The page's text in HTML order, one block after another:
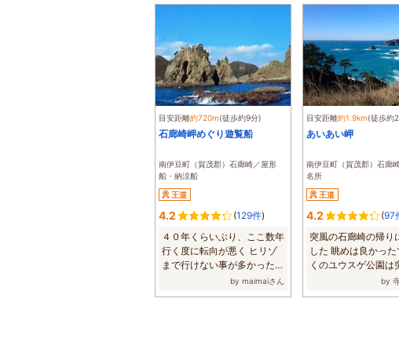
目安距離約720m(徒歩約9分)
石廊崎岬めぐり遊覧船
南伊豆町（賀茂郡）石廊崎／屋形
船・納涼船
王道
4.2 (129件)
４０年くらいぶり、ここ数年
行く度に転向が悪く ヒリゾ
まで行けない事が多かったの
by maimaiさん
目安距離約1.9km(徒歩約
あいあい岬
南伊豆町（賀茂郡）石廊
名所
王道
4.2 (97
突風の石廊崎の帰り
した 眺めは良かった
くのユウスゲ公園は
by